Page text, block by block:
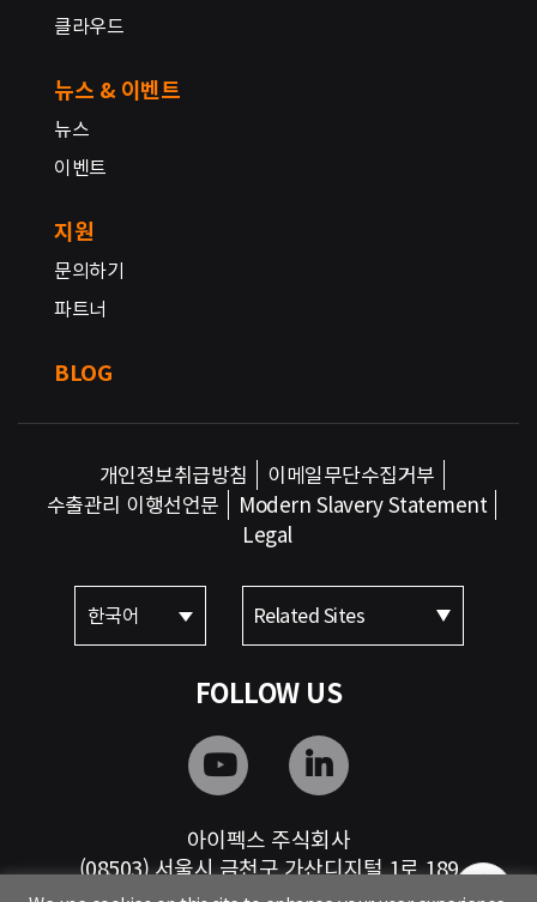
클라우드
뉴스 & 이벤트
뉴스
이벤트
지원
문의하기
파트너
BLOG
개인정보취급방침
이메일무단수집거부
수출관리 이행선언문
Modern Slavery Statement
Legal
한국어 Related Sites
아이펙스 주식회사
(08503) 서울시 금천구 가산디지털 1로 189
Tel: 82-2-3777-1114 Fax: 82-2-480-7240
FOLLOW US